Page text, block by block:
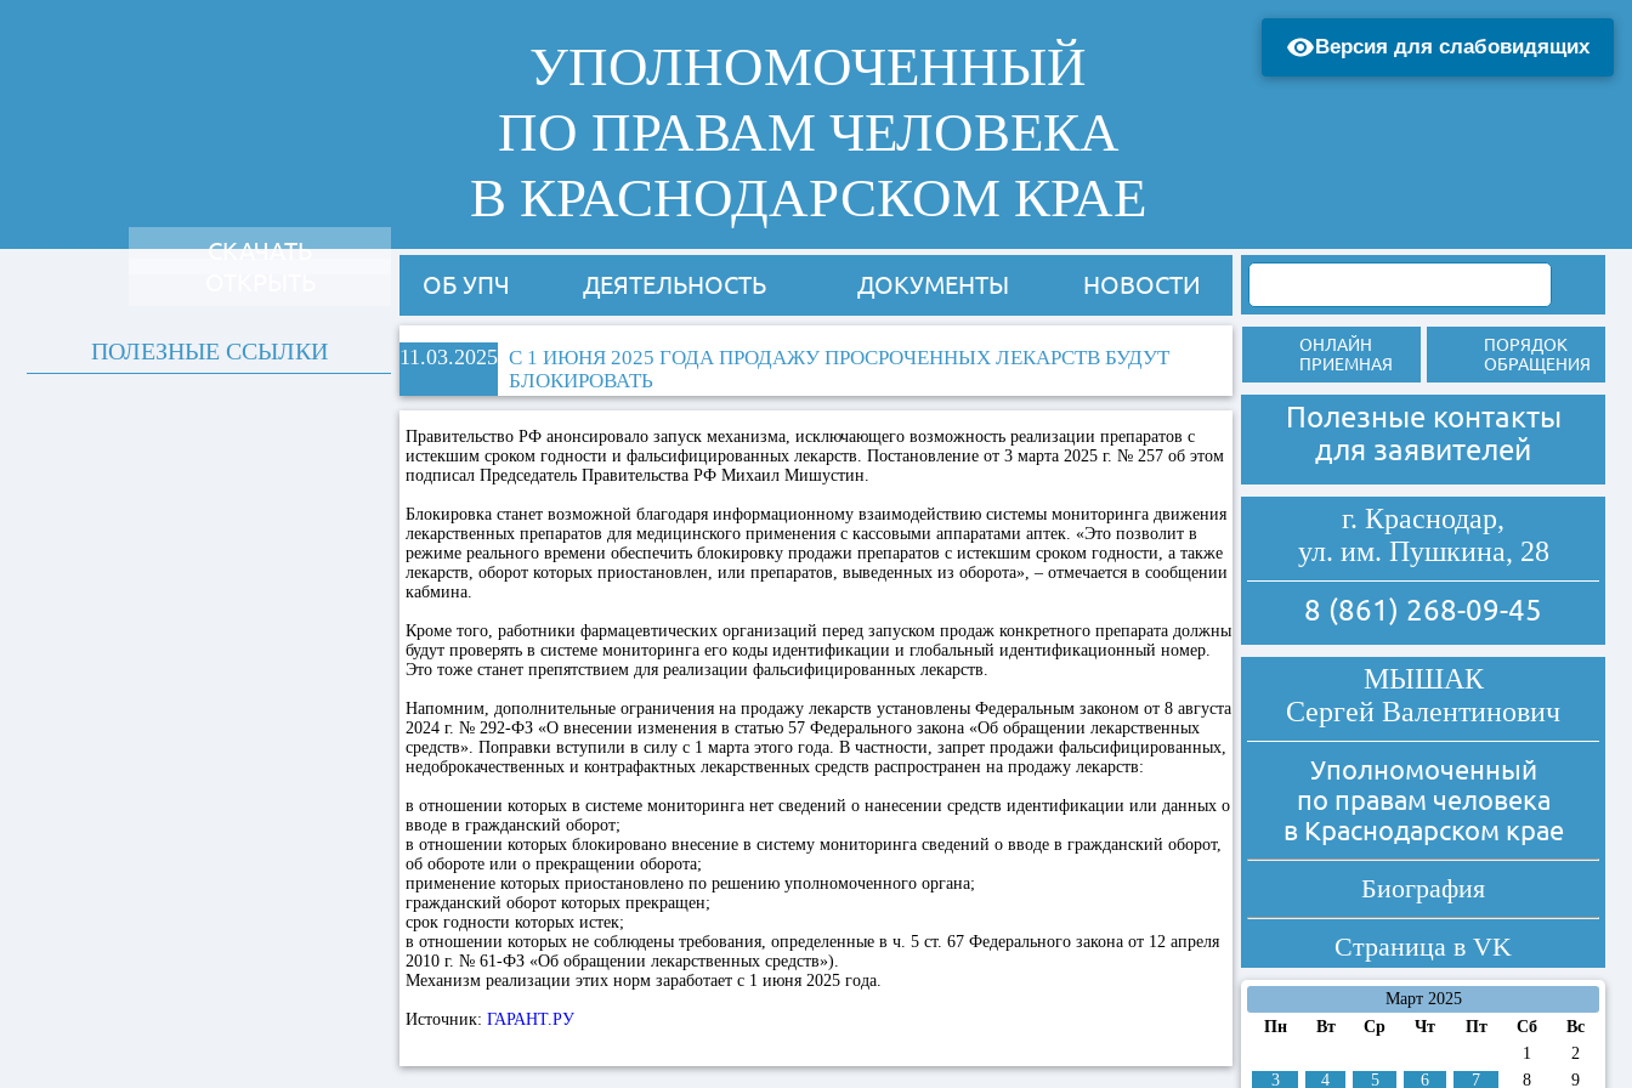
УПОЛНОМОЧЕННЫЙ
ПО ПРАВАМ ЧЕЛОВЕКА
В КРАСНОДАРСКОМ КРАЕ
ОБ УПЧ ДЕЯТЕЛЬНОСТЬ ДОКУМЕНТЫ НОВОСТИ
11.03.2025 С 1 ИЮНЯ 2025 ГОДА ПРОДАЖУ ПРОСРОЧЕННЫХ ЛЕКАРСТВ БУДУТ
БЛОКИРОВАТЬ
Правительство РФ анонсировало запуск механизма, исключающего возможность реализации препаратов с
истекшим сроком годности и фальсифицированных лекарств. Постановление от 3 марта 2025 г. № 257 об этом
подписал Председатель Правительства РФ Михаил Мишустин.
Блокировка станет возможной благодаря информационному взаимодействию системы мониторинга движения
лекарственных препаратов для медицинского применения с кассовыми аппаратами аптек. «Это позволит в
режиме реального времени обеспечить блокировку продажи препаратов с истекшим сроком годности, а также
лекарств, оборот которых приостановлен, или препаратов, выведенных из оборота», – отмечается в сообщении
кабмина.
Кроме того, работники фармацевтических организаций перед запуском продаж конкретного препарата должны
будут проверять в системе мониторинга его коды идентификации и глобальный идентификационный номер.
Это тоже станет препятствием для реализации фальсифицированных лекарств.
Напомним, дополнительные ограничения на продажу лекарств установлены Федеральным законом от 8 августа
2024 г. № 292-ФЗ «О внесении изменения в статью 57 Федерального закона «Об обращении лекарственных
средств». Поправки вступили в силу с 1 марта этого года. В частности, запрет продажи фальсифицированных,
недоброкачественных и контрафактных лекарственных средств распространен на продажу лекарств:
в отношении которых в системе мониторинга нет сведений о нанесении средств идентификации или данных о
вводе в гражданский оборот;
в отношении которых блокировано внесение в систему мониторинга сведений о вводе в гражданский оборот,
об обороте или о прекращении оборота;
применение которых приостановлено по решению уполномоченного органа;
гражданский оборот которых прекращен;
срок годности которых истек;
в отношении которых не соблюдены требования, определенные в ч. 5 ст. 67 Федерального закона от 12 апреля
2010 г. № 61-ФЗ «Об обращении лекарственных средств»).
Механизм реализации этих норм заработает с 1 июня 2025 года.
Источник: ГАРАНТ.РУ
СКАЧАТЬ
ПОЛЕЗНЫЕ ССЫЛКИ
ОНЛАЙН
ПРИЕМНАЯ
ПОРЯДОК
ОБРАЩЕНИЯ
Полезные контакты
для заявителей
г. Краснодар,
ул. им. Пушкина, 28
8 (861) 268-09-45
МЫШАК
Сергей Валентинович
Уполномоченный
по правам человека
в Краснодарском крае
Биография
Страница в VK
Март 2025
Пн
Вт Ср Чт Пт Сб
Вс
1
2
3
4 5 6 7 8 9
Версия для слабовидящих